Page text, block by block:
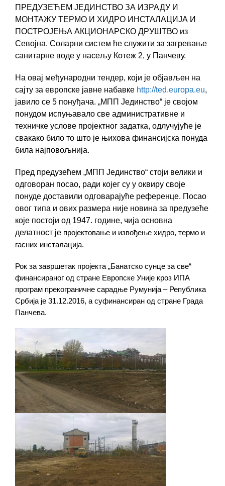
ПРЕДУЗЕЋЕМ ЈЕДИНСТВО ЗА ИЗРАДУ И
МОНТАЖУ ТЕРМО И ХИДРО ИНСТАЛАЦИЈА И
ПОСТРОЈЕЊА АКЦИОНАРСКО ДРУШТВО из
Севојна. Соларни систем ће служити за загревање
санитарне воде у насељу Котеж 2, у Панчеву.
На овај међународни тендер, који је објављен на
сајту за европске јавне набавке http://ted.europa.eu,
јавило се 5 понуђача. „МПП Јединство“ је својом
понудом испуњавало све административне и
техничке услове пројектног задатка, одлучујуће је
свакако било то што је њихова финансијска понуда
била најповољнија.
П ред предузећем „МПП Јединство“ стоји велики и
одговоран посао, ради којег су у оквиру своје
понуде доставили одговарајуће референце. Посао
овог типа и ових размера није новина за предузеће
које постоји од 1947. године, чија основна
делатност је пројектовање и извођење хидро, термо и
гасних инсталација.
Рок за завршетак пројекта „Банатско сунце за све“
финансираног од стране Европске Уније кроз ИПА
програм прекограничне сарадње Румунија – Република
Србија је 31.12.2016, а суфинансиран од стране Града
Панчева.